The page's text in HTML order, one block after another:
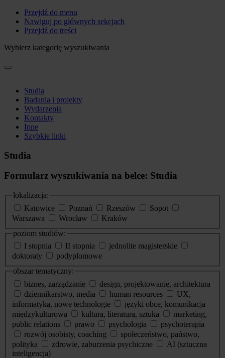
Przejdź do menu
Nawiguj po głównych sekcjach
Przejdź do treści
Wybierz kategorię wyszukiwania
Studia
Badania i projekty
Wydarzenia
Kontakty
Inne
Szybkie linki
Studia
Formularz wyszukiwania na belce: Studia
lokalizacja:
Katowice
Poznań Rzeszów
Sopot
Warszawa
Wrocław
Kraków
poziom studiów:
I stopnia
II stopnia
jednolite magisterskie
doktoraty
podyplomowe
obszar tematyczny:
biznes, zarządzanie
design, projektowanie, architektura
dziennikarstwo, media
human resources
UX,
informatyka, nowe technologie
języki obce, komunikacja
międzykulturowa
kultura, literatura, sztuka
marketing,
public relations
prawo psychologia
psychoterapia
rozwój osobisty, coaching
społeczeństwo, państwo,
polityka
zdrowie, zaburzenia psychiczne
AI (sztuczna
inteligencja)